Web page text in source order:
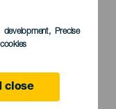
development, Precise
close